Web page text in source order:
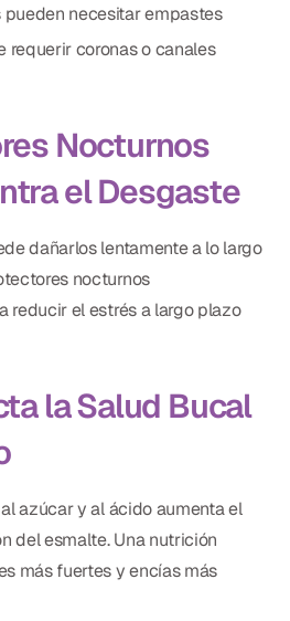
necesitar empastes
requerir coronas o canales
Nocturnos
el Desgaste
dañarlos lentamente a lo largo
nocturnos
reducir el estrés a largo plazo
la Salud Bucal
azúcar y al ácido aumenta el
del esmalte. Una nutrición
más fuertes y encías más